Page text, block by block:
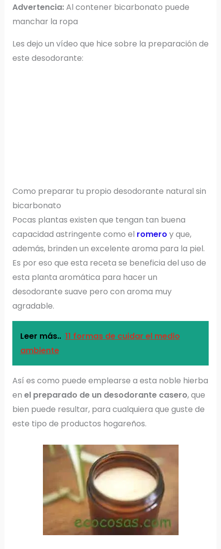
Advertencia:Al contener bicarbonato puede
manchar la ropa
Les dejo un vídeo que hice sobre la preparación de
este desodorante:
Como preparar tu propio desodorante natural sin
bicarbonato
Pocas plantas existen que tengan tan buena
capacidad astringente como el romero y que,
además, brinden un excelente aroma para la piel.
Es por eso que esta receta se beneficia del uso de
esta planta aromática para hacer un
desodorante suave pero con aroma muy
agradable.
Leer más.. 11 formas de cuidar el medio
ambiente
Así es como puede emplearse a esta noble hierba
en el preparado de un desodorante casero, que
bien puede resultar, para cualquiera que guste de
este tipo de productos hogareños.